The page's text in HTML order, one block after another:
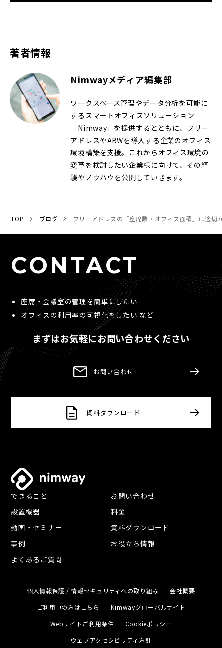
著者情報
Nimwayメディア編集部
ワークスペース管理やデータ分析を可能に
するスマートオフィスソリューション
「Nimway」を提供するとともに、フリー
アドレスやABWを導入する企業のオフィス
環境構築を支援。これからオフィス環境の
変革を検討したい企業様に向けて、その経
験やノウハウを公開していきます。
TOP ブログ フリーアドレスの「座席数・オフィス面積」は適切
CONTACT
座席・会議室の管理を簡単にしたい
オフィスの利用率の可視化をしたい など
まずはお気軽にお問い合わせください
お問い合わせ
資料ダウンロード
できること
お問い合わせ
設置機器
料金
動画・セミナー
資料ダウンロード
事例
お役立ち情報
よくあるご質問
個人情報保護 / 情報セキュリティへの取り組み
会社概要
ご利用中の方はこちら
Nimwayグローバルサイト
Webサイトご利用条件
Cookieポリシー
ウェブアクセシビリティ方針